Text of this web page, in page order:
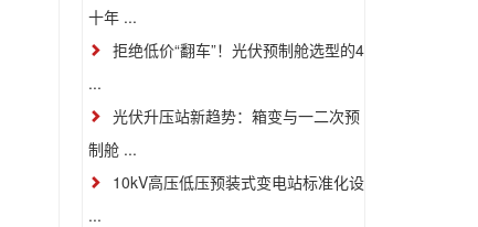
十年 ...
拒绝低价“翻车”！光伏预制舱选型的4
...
光伏升压站新趋势：箱变与一二次预
制舱 ...
10kV高压低压预装式变电站标准化设
...